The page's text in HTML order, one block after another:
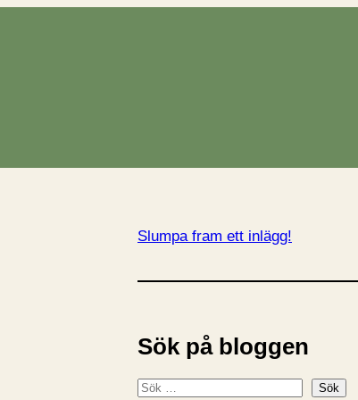
Slumpa fram ett inlägg!
Sök på bloggen
S
Sök